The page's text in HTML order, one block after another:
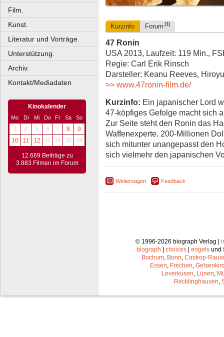
Film.
Kunst.
Literatur und Vorträge.
Unterstützung.
Archiv.
Kontakt/Mediadaten
Kinokalender
Mo Di Mi Do Fr Sa
So
3
4 5 6 7 8
9
10
11 12 13 14 15 16
12.669 Beiträge zu
3.883 Filmen im Forum
Kurzinfo Forum (1)
47 Ronin
USA 2013, Laufzeit: 119 Min.,
Regie: Carl Erik Rinsch
Darsteller: Keanu Reeves,
>> www.47ronin-film.de/
Kurzinfo: Ein japanischer Lord
47-köpfiges Gefolge macht sich
Zur Seite steht den Ronin das
Waffenexperte. 200-Millionen
sich mitunter unangepasst den
sich vielmehr den japanischen
Weitersagen Feedback
© 1996-2026 biograph Verlag |
biograph | choices | engels und
Bochum Bonn Castrop-
Essen Frechen
Leverkusen Lünen
Recklinghausen